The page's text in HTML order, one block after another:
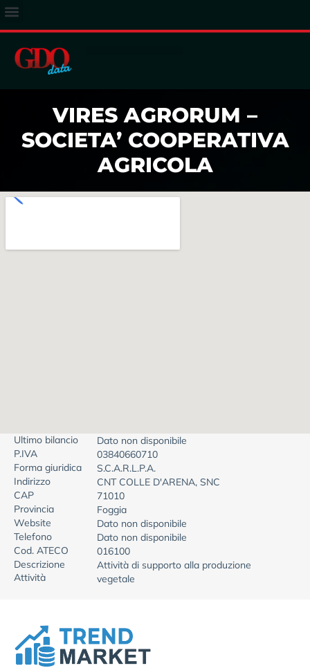
VIRES AGRORUM –
SOCIETA’ COOPERATIVA
AGRICOLA
Ultimo bilancio
Dato non disponibile
P.IVA
03840660710
Forma giuridica
S.C.A.R.L.P.A.
Indirizzo
CNT COLLE D'ARENA, SNC
CAP
71010
Provincia
Foggia
Website
Dato non disponibile
Telefono
Dato non disponibile
Cod. ATECO
016100
Descrizione
Attività
Attività di supporto alla produzione
vegetale